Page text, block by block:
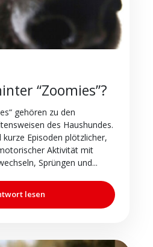
“Zoomies”?
gehören zu den
des Haushundes.
Episoden plötzlicher,
Aktivität mit
Sprüngen und...
lesen